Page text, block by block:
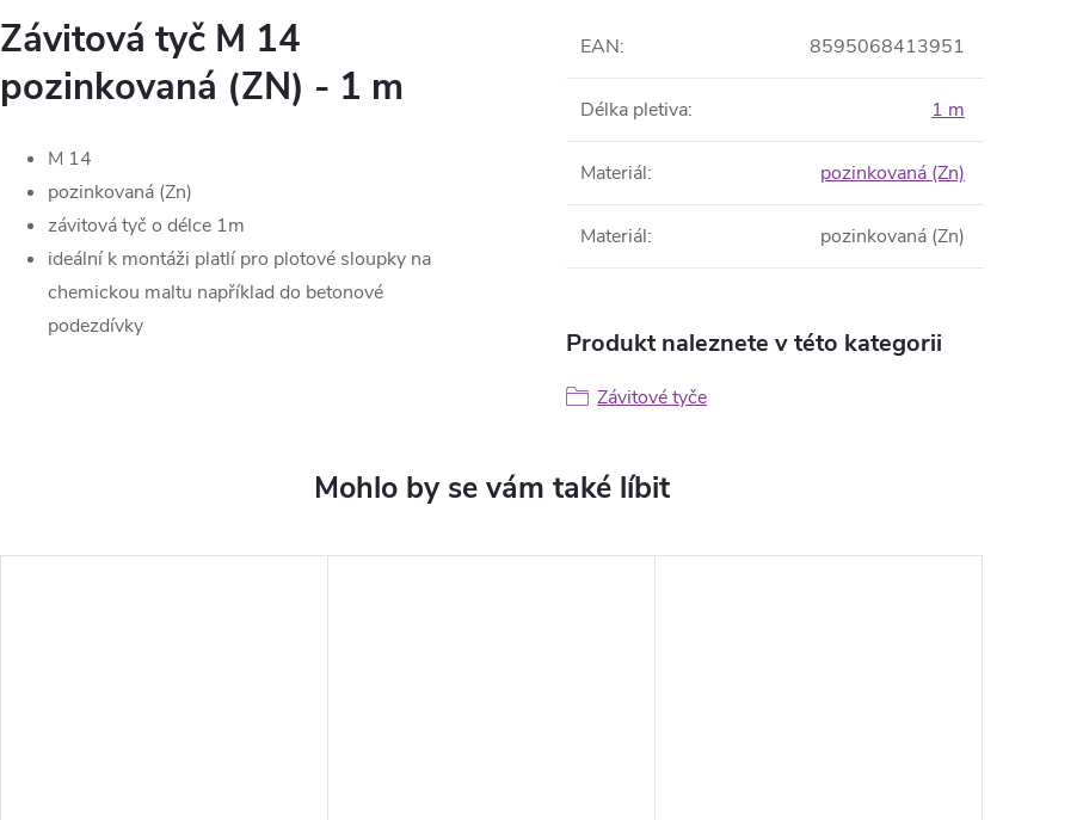
Závitová tyč M 14
pozinkovaná (ZN) - 1 m
M 14
pozinkovaná (Zn)
závitová tyč o délce 1m
ideální k montáži platlí pro plotové sloupky na
chemickou maltu například do betonové
podezdívky
EAN: 8595068413951
Délka pletiva: 1 m
Materiál: pozinkovaná (Zn)
Materiál: pozinkovaná (Zn)
Produkt naleznete v této kategorii
Závitové tyče